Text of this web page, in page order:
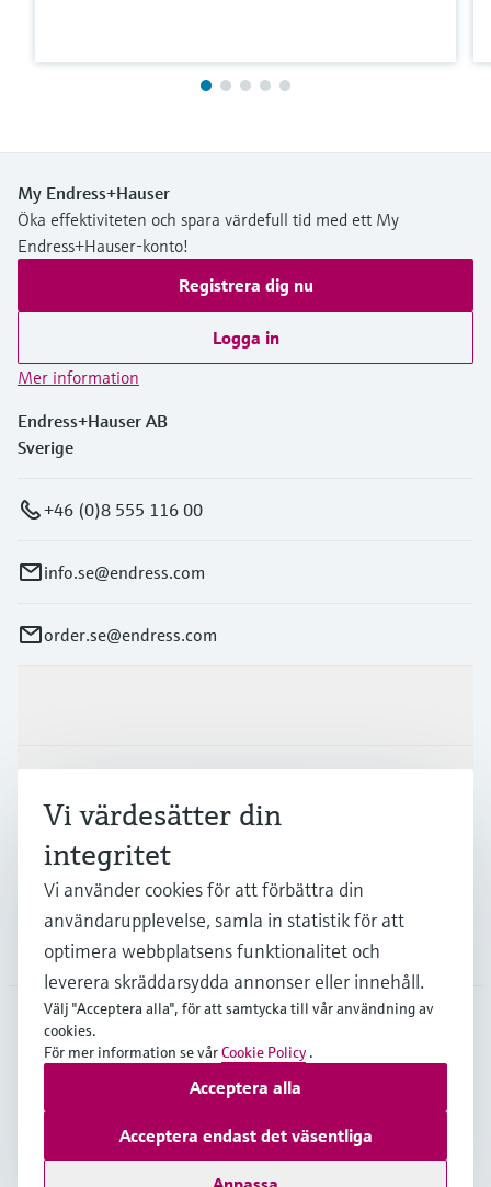
My Endress+Hauser
Öka effektiviteten och spara värdefull tid med ett My
Endress+Hauser-konto!
Registrera dig nu
Logga in
Mer information
Endress+Hauser AB
Sverige
+46 (0)8 555 116 00
info.se@endress.com
order.se@endress.com
Support
Företag
SWE•Svenska
Copyright © Endress+Hauser Group Services AG
Om webblatsenAnvändarvillkorDataskyddLeveransvillkor
Vi värdesätter din
integritet
Vi använder cookies för att förbättra din
användarupplevelse, samla in statistik för att
optimera webbplatsens funktionalitet och
leverera skräddarsydda annonser eller innehåll.
Välj "Acceptera alla", för att samtycka till vår användning av
cookies.
För mer information se vårCookie Policy .
Acceptera endast det väsentliga
Acceptera alla